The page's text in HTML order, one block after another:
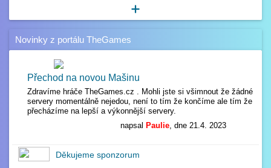
Novinky z portálu TheGames
Přechod na novou Mašinu
Zdravíme hráče TheGames.cz . Mohli jste si všimnout že žádné
servery momentálně nejedou, není to tím že končíme ale tím že
přecházíme na lepší a výkonnější servery.
napsal Paulie, dne 21.4. 2023
Děkujeme sponzorum